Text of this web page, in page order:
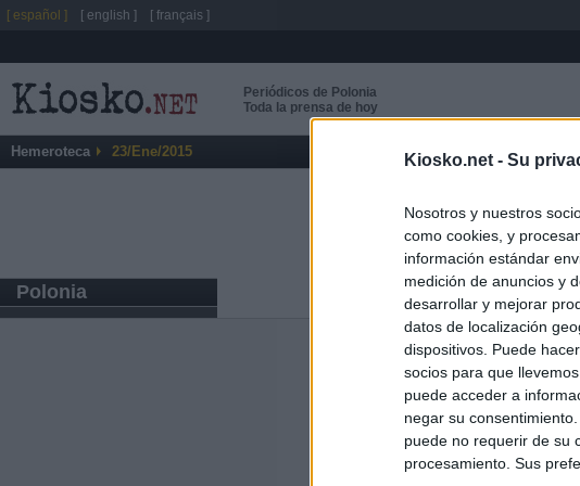
Kiosko.net - Su
Nosotros y nuestros
como cookies, y
información estándar
medición de anuncios y
desarrollar y mejorar
datos de localización
dispositivos. Puede
socios para que
puede acceder a
negar su
puede no requerir de su
procesamiento. Sus
Periódicos de Polonia
Toda la prensa de hoy
Hemeroteca 23/Ene/2015
Polonia
Últimas noticias
España mantiene la alerta en
tras nuevas llamadas a cruzar
Vox eleva la presión sobre el
[ español ] [ english ] [ français ]